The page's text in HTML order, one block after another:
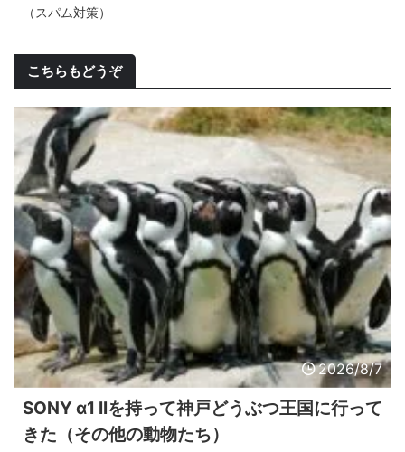
（スパム対策）
こちらもどうぞ
2026/8/7
SONY α1 IIを持って神戸どうぶつ王国に行って
きた（その他の動物たち）